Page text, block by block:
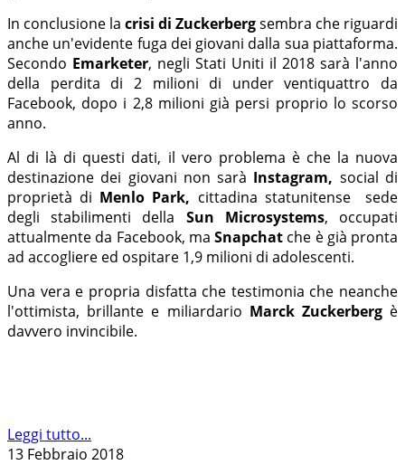
In conclusione la crisi di Zuckerbergsembra che riguardi
anche un'evidente fuga dei giovani dalla sua piattaforma.
Secondo Emarketer, negli Stati Uniti il 2018 sarà l'anno
della perdita di 2 milioni di under ventiquattro da
Facebook, dopo i 2,8 milioni già persi proprio lo scorso
anno.
Al di là di questi dati, il vero problema è che la nuova
destinazione dei giovani non sarà Instagram, social di
proprietà di Menlo Park, cittadina statunitense sede
degli stabilimenti della Sun Microsystems, occupati
attualmente da Facebook, ma Snapchat che è già pronta
ad accogliere ed ospitare 1,9 milioni di adolescenti.
Una vera e propria disfatta che testimonia che neanche
l'ottimista, brillante e miliardario Marck Zuckerbergè
davvero invincibile.
Leggi tutto...
13 Febbraio 2018